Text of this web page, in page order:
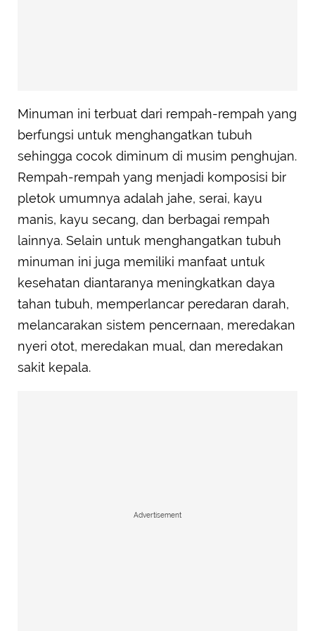
Minuman ini terbuat dari rempah-rempah yang
berfungsi untuk menghangatkan tubuh
sehingga cocok diminum di musim penghujan.
Rempah-rempah yang menjadi komposisi bir
pletok umumnya adalah jahe, serai, kayu
manis, kayu secang, dan berbagai rempah
lainnya. Selain untuk menghangatkan tubuh
minuman ini juga memiliki manfaat untuk
kesehatan diantaranya meningkatkan daya
tahan tubuh, memperlancar peredaran darah,
melancarakan sistem pencernaan, meredakan
nyeri otot, meredakan mual, dan meredakan
sakit kepala.
Advertisement